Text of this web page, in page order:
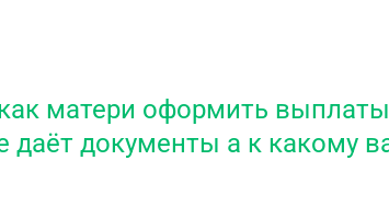
матери оформить
даёт документы а к какому